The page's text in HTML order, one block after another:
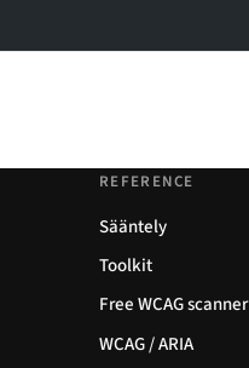
REFERENCE
Sääntely
Toolkit
Free WCAG scanner
WCAG / ARIA